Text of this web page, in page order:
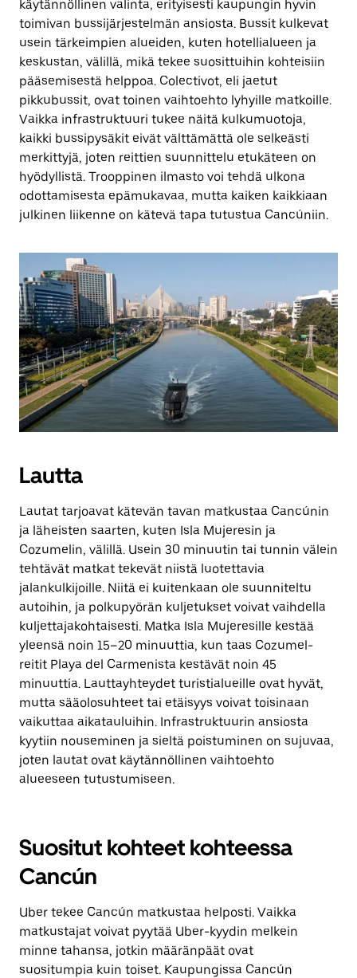
käytännöllinen valinta, erityisesti kaupungin hyvin
toimivan bussijärjestelmän ansiosta. Bussit kulkevat
usein tärkeimpien alueiden, kuten hotellialueen ja
keskustan, välillä, mikä tekee suosittuihin kohteisiin
pääsemisestä helppoa. Colectivot, eli jaetut
pikkubussit, ovat toinen vaihtoehto lyhyille matkoille.
Vaikka infrastruktuuri tukee näitä kulkumuotoja,
kaikki bussipysäkit eivät välttämättä ole selkeästi
merkittyjä, joten reittien suunnittelu etukäteen on
hyödyllistä. Trooppinen ilmasto voi tehdä ulkona
odottamisesta epämukavaa, mutta kaiken kaikkiaan
julkinen liikenne on kätevä tapa tutustua Cancúniin.
Lautta
Lautat tarjoavat kätevän tavan matkustaa Cancúnin
ja läheisten saarten, kuten Isla Mujeresin ja
Cozumelin, välillä. Usein 30 minuutin tai tunnin välein
tehtävät matkat tekevät niistä luotettavia
jalankulkijoille. Niitä ei kuitenkaan ole suunniteltu
autoihin, ja polkupyörän kuljetukset voivat vaihdella
kuljettajakohtaisesti. Matka Isla Mujeresille kestää
yleensä noin 15–20 minuuttia, kun taas Cozumel-
reitit Playa del Carmenista kestävät noin 45
minuuttia. Lauttayhteydet turistialueille ovat hyvät,
mutta sääolosuhteet tai etäisyys voivat toisinaan
vaikuttaa aikatauluihin. Infrastruktuurin ansiosta
kyytiin nouseminen ja sieltä poistuminen on sujuvaa,
joten lautat ovat käytännöllinen vaihtoehto
alueeseen tutustumiseen.
Suositut kohteet kohteessa
Cancún
Uber tekee Cancún matkustaa helposti. Vaikka
matkustajat voivat pyytää Uber-kyydin melkein
minne tahansa, jotkin määränpäät ovat
suositumpia kuin toiset. Kaupungissa Cancún